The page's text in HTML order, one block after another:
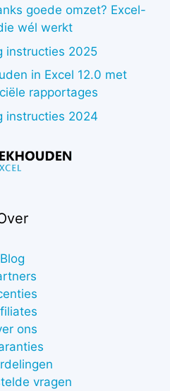
goede omzet? Excel-
wél werkt
instructies 2025
in Excel 12.0 met
rapportages
instructies 2024
Blog
ons
vragen